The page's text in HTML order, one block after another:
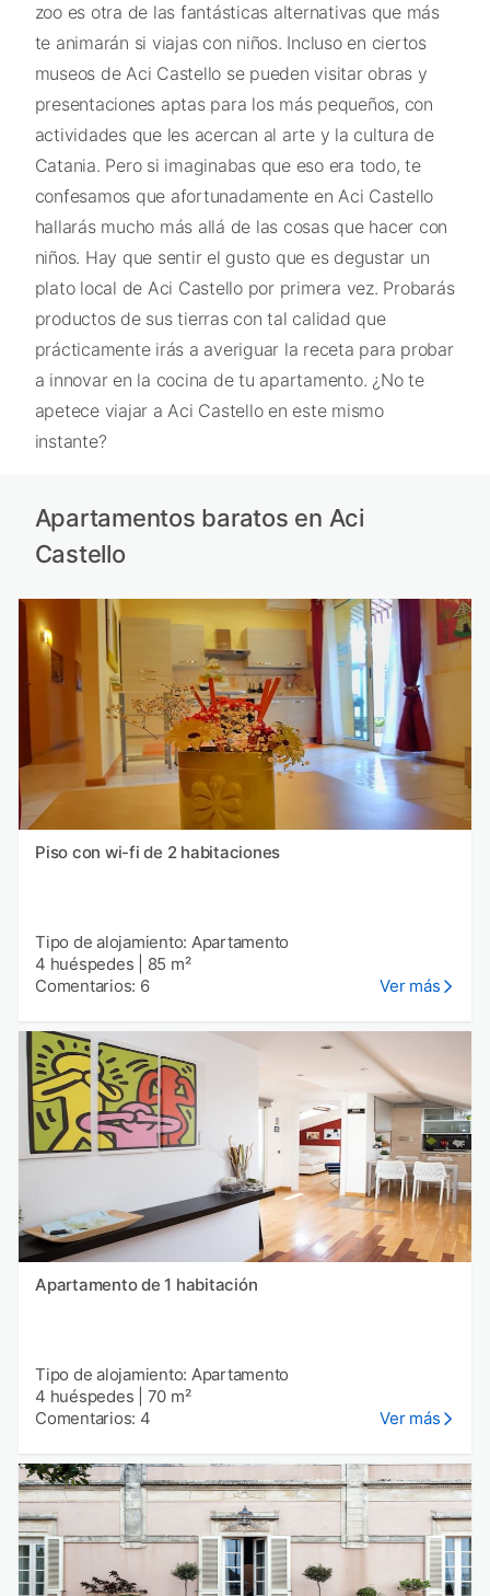
zoo es otra de las fantásticas alternativas que más
te animarán si viajas con niños. Incluso en ciertos
museos de Aci Castello se pueden visitar obras y
presentaciones aptas para los más pequeños, con
actividades que les acercan al arte y la cultura de
Catania. Pero si imaginabas que eso era todo, te
confesamos que afortunadamente en Aci Castello
hallarás mucho más allá de las cosas que hacer con
niños. Hay que sentir el gusto que es degustar un
plato local de Aci Castello por primera vez. Probarás
productos de sus tierras con tal calidad que
prácticamente irás a averiguar la receta para probar
a innovar en la cocina de tu apartamento. ¿No te
apetece viajar a Aci Castello en este mismo
instante?
Apartamentos baratos en Aci
Castello
Piso con wi-fi de 2 habitaciones
Tipo de alojamiento: Apartamento
4 huéspedes
85 m²
Comentarios: 6
Ver más
Apartamento de 1 habitación
Tipo de alojamiento: Apartamento
4 huéspedes
70 m²
Comentarios: 4
Ver más